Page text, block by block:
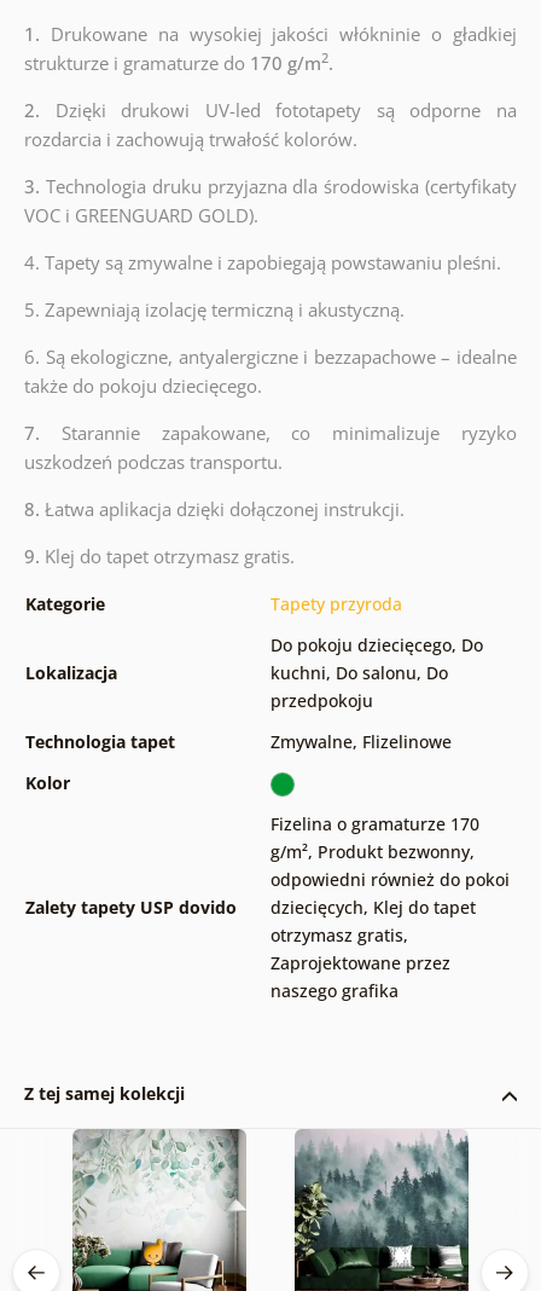
1. Drukowane na wysokiej jakości włókninie o gładkiej
strukturze i gramaturze do 170 g/m2.
2. Dzięki drukowi UV-led fototapety są odporne na
rozdarcia i zachowują trwałość kolorów.
3. Technologia druku przyjazna dla środowiska (certyfikaty
VOC i GREENGUARD GOLD).
4. Tapety są zmywalne i zapobiegają powstawaniu pleśni.
5. Zapewniają izolację termiczną i akustyczną.
6. Są ekologiczne, antyalergiczne i bezzapachowe – idealne
także do pokoju dziecięcego.
7. Starannie zapakowane, co minimalizuje ryzyko
uszkodzeń podczas transportu.
8. Łatwa aplikacja dzięki dołączonej instrukcji.
9. Klej do tapet otrzymasz gratis.
Kategorie Tapety przyroda
Lokalizacja
Do pokoju dziecięcego, Do
kuchni, Do salonu, Do
przedpokoju
Technologia tapet
Zmywalne, Flizelinowe
Kolor
Zalety tapety USP dovido
Fizelina o gramaturze 170
g/m², Produkt bezwonny,
odpowiedni również do pokoi
dziecięcych, Klej do tapet
otrzymasz gratis,
Zaprojektowane przez
naszego grafika
Z tej samej kolekcji